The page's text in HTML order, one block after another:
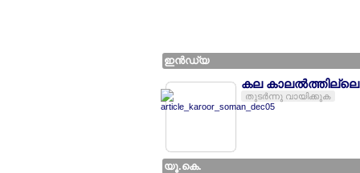
ഇന്‍ഡ്യ
കല
തുടര്‍ന്നു വായിക്കുക
യൂ.കെ.